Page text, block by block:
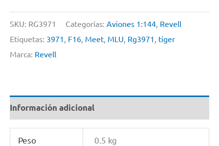
SKU: RG3971 Categorías: Aviones 1:144, Revell
Etiquetas: 3971 , F16, Meet, MLU, Rg3971 , tiger
Marca: Revell
Información adicional
Peso 0.5 kg